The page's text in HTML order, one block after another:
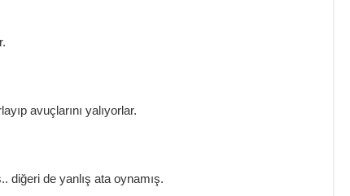
avuçlarını yalıyorlar.
diğeri de yanlış ata oynamış.